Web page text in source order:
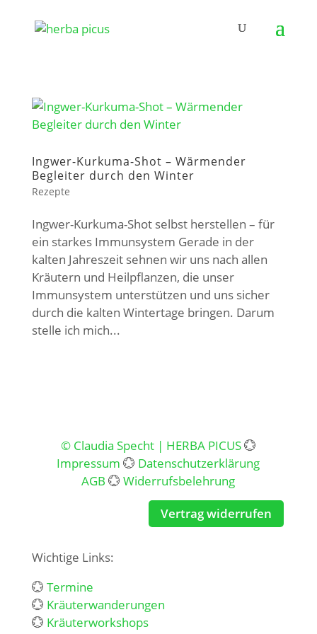
Ingwer-Kurkuma-Shot – Wärmender
Begleiter durch den Winter
Rezepte
Ingwer-Kurkuma-Shot selbst herstellen – für
ein starkes Immunsystem Gerade in der
kalten Jahreszeit sehnen wir uns nach allen
Kräutern und Heilpflanzen, die unser
Immunsystem unterstützen und uns sicher
durch die kalten Wintertage bringen. Darum
stelle ich mich...
© Claudia Specht | HERBA PICUS💮
Impressum 💮 Datenschutzerklärung
AGB 💮Widerrufsbelehrung
Vertrag widerrufen
Wichtige Links:
💮 Termine
💮 Kräuterwanderungen
💮 Kräuterworkshops